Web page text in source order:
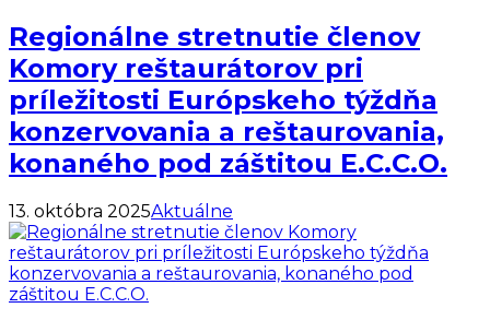
Regionálne stretnutie členov
Komory reštaurátorov pri
príležitosti Európskeho týždňa
konzervovania a reštaurovania,
konaného pod záštitou E.C.C.O.
13. októbra 2025Aktuálne